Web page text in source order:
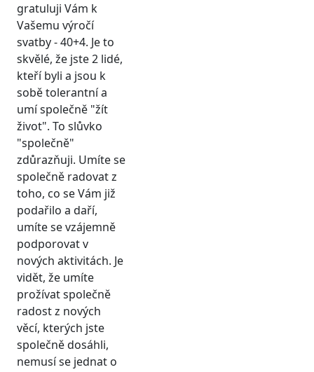
gratuluji Vám k
Vašemu výročí
svatby - 40+4. Je to
skvělé, že jste 2 lidé,
kteří byli a jsou k
sobě tolerantní a
umí společně "žít
život". To slůvko
"společně"
zdůrazňuji. Umíte se
společně radovat z
toho, co se Vám již
podařilo a daří,
umíte se vzájemně
podporovat v
nových aktivitách. Je
vidět, že umíte
prožívat společně
radost z nových
věcí, kterých jste
společně dosáhli,
nemusí se jednat o